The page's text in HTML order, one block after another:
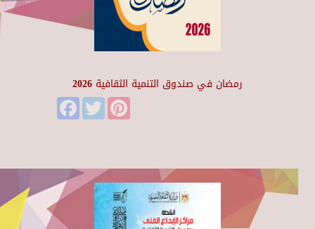
رمضان في صندوق التنمية الثقافية 2026
FacebookTwitter